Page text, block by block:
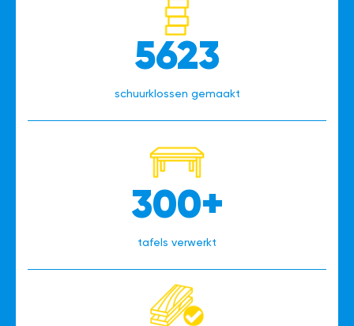
5623
schuurklossen gemaakt
300+
tafels verwerkt